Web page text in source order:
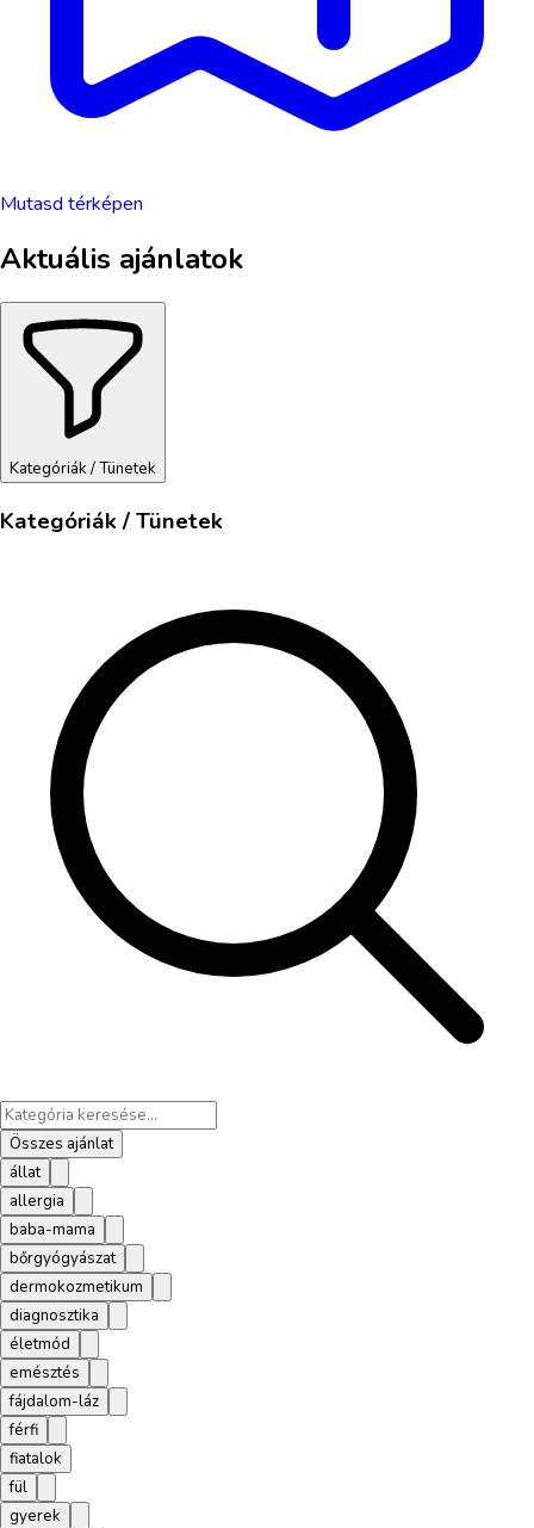
Mutasd térképen
Aktuális ajánlatok
Kategóriák / Tünetek
Kategóriák / Tünetek
Összes ajánlat
állat
allergia
baba-mama
bőrgyógyászat
dermokozmetikum
diagnosztika
életmód
emésztés
fájdalom-láz
férfi
fiatalok
fül
gyerek